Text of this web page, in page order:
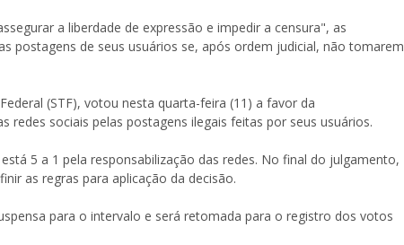
a liberdade de expressão e impedir a censura", as
postagens de seus usuários se, após ordem judicial, não tomarem
(STF), votou nesta quarta-feira (11) a favor da
redes sociais pelas postagens ilegais feitas por seus usuários.
5 a 1 pela responsabilização das redes. No final do julgamento,
as regras para aplicação da decisão.
para o intervalo e será retomada para o registro dos votos